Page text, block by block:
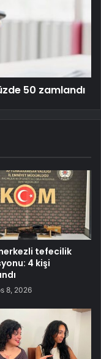
50 zamlandı
tefecilik
4 kişi
8, 2026